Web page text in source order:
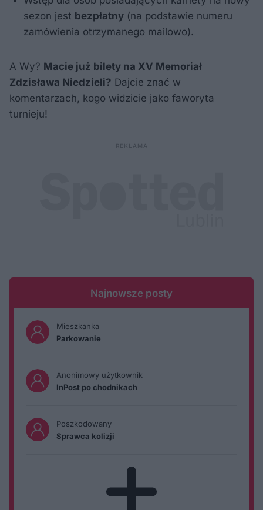
sezon jest bezpłatny (na podstawie numeru
zamówienia otrzymanego mailowo).
A Wy? Macie już bilety na XV Memoriał
Zdzisława Niedzieli? Dajcie znać w
komentarzach, kogo widzicie jako faworyta
turnieju!
Najnowsze posty
Mieszkanka
Parkowanie
Anonimowy użytkownik
InPost po chodnikach
Poszkodowany
Sprawca kolizji